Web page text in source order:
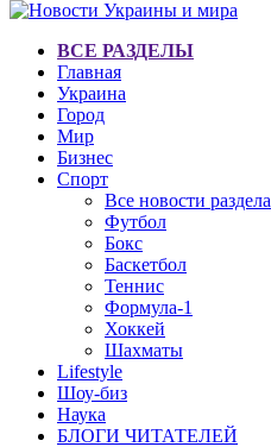
ВСЕ РАЗДЕЛЫ
Главная
Украина
Город
Мир
Бизнес
Спорт
Все новости раздела
Футбол
Бокс
Баскетбол
Теннис
Формула-1
Хоккей
Шахматы
Lifestyle
Шоу-биз
Наука
БЛОГИ ЧИТАТЕЛЕЙ